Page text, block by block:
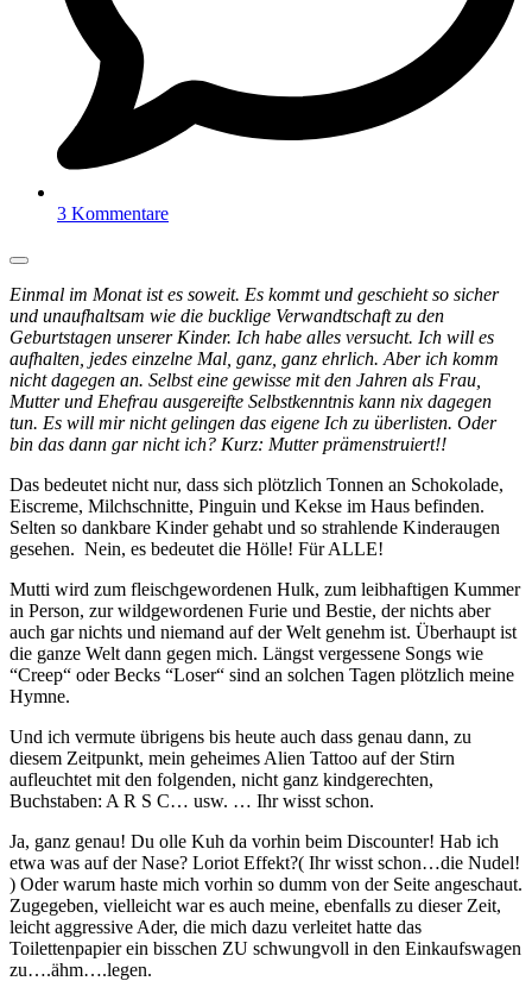
3 Kommentare
Einmal im Monat ist es soweit. Es kommt und geschieht so sicher
und unaufhaltsam wie die bucklige Verwandtschaft zu den
Geburtstagen unserer Kinder. Ich habe alles versucht. Ich will es
aufhalten, jedes einzelne Mal, ganz, ganz ehrlich. Aber ich komm
nicht dagegen an. Selbst eine gewisse mit den Jahren als Frau,
Mutter und Ehefrau ausgereifte Selbstkenntnis kann nix dagegen
tun. Es will mir nicht gelingen das eigene Ich zu überlisten. Oder
bin das dann gar nicht ich? Kurz: Mutter prämenstruiert!!
Das bedeutet nicht nur, dass sich plötzlich Tonnen an Schokolade,
Eiscreme, Milchschnitte, Pinguin und Kekse im Haus befinden.
Selten so dankbare Kinder gehabt und so strahlende Kinderaugen
gesehen. Nein, es bedeutet die Hölle! Für ALLE!
Mutti wird zum fleischgewordenen Hulk, zum leibhaftigen Kummer
in Person, zur wildgewordenen Furie und Bestie, der nichts aber
auch gar nichts und niemand auf der Welt genehm ist. Überhaupt ist
die ganze Welt dann gegen mich. Längst vergessene Songs wie
“Creep“ oder Becks “Loser“ sind an solchen Tagen plötzlich meine
Hymne.
Und ich vermute übrigens bis heute auch dass genau dann, zu
diesem Zeitpunkt, mein geheimes Alien Tattoo auf der Stirn
aufleuchtet mit den folgenden, nicht ganz kindgerechten,
Buchstaben: A R S C… usw. … Ihr wisst schon.
Ja, ganz genau! Du olle Kuh da vorhin beim Discounter! Hab ich
etwa was auf der Nase? Loriot Effekt?( Ihr wisst schon…die Nudel!
) Oder warum haste mich vorhin so dumm von der Seite angeschaut.
Zugegeben, vielleicht war es auch meine, ebenfalls zu dieser Zeit,
leicht aggressive Ader, die mich dazu verleitet hatte das
Toilettenpapier ein bisschen ZU schwungvoll in den Einkaufswagen
zu….ähm….legen.